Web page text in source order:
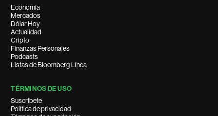
Economía
Mercados
Dólar Hoy
Actualidad
Cripto
Finanzas Personales
Podcasts
Listas de Bloomberg Línea
TÉRMINOS DE USO
Suscríbete
Política de privacidad